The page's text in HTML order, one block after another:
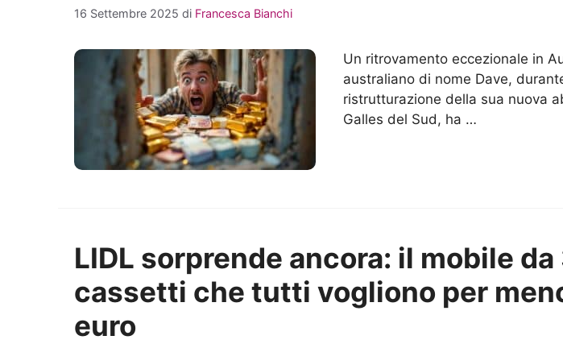
16 Settembre 2025 di Francesca Bianchi
Un ritrovamento eccezionale in
australiano di nome Dave,
ristrutturazione della sua nuova
Galles del Sud, ha …
LIDL sorprende ancora: il mobile da
cassetti che tutti vogliono per
euro